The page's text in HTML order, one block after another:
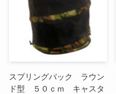
スプリングバック ラウン
ド型 ５０ｃｍ キャスタ